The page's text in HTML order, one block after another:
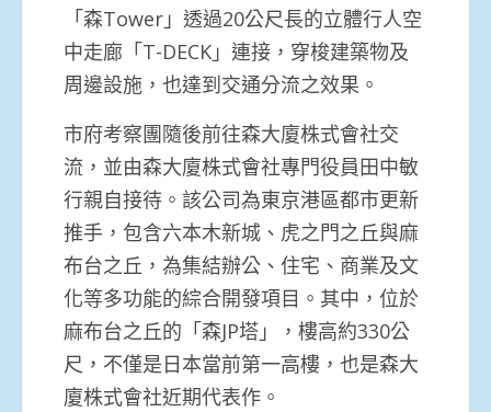
「森Tower」透過20公尺長的立體行人空
中走廊「T-DECK」連接，穿梭建築物及
周邊設施，也達到交通分流之效果。
市府考察團隨後前往森大廈株式會社交
流，並由森大廈株式會社專門役員田中敏
行親自接待。該公司為東京港區都市更新
推手，包含六本木新城、虎之門之丘與麻
布台之丘，為集結辦公、住宅、商業及文
化等多功能的綜合開發項目。其中，位於
麻布台之丘的「森JP塔」，樓高約330公
尺，不僅是日本當前第一高樓，也是森大
廈株式會社近期代表作。